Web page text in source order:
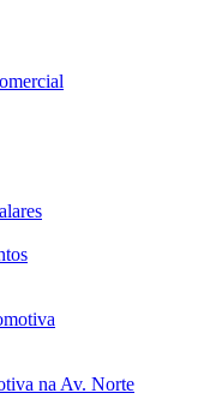
na Av. Norte